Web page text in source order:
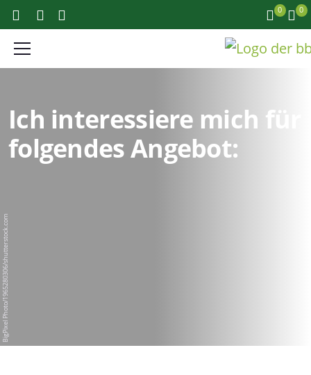
0 0
Ich interessiere mich für
folgendes Angebot:
BigPixel Photo/1965280306/shutterstock.com